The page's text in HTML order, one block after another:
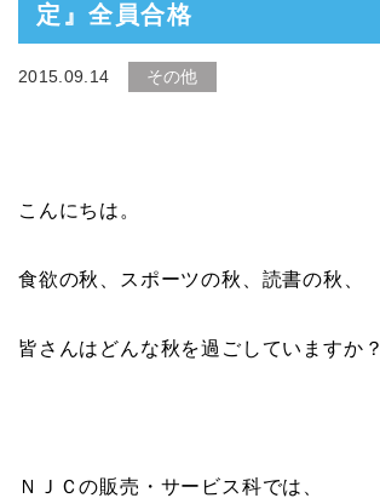
定』全員合格
2015.09.14 その他
こんにちは。
食欲の秋、スポーツの秋、読書の秋、
皆さんはどんな秋を過ごしていますか？
ＮＪＣの販売・サービス科では、